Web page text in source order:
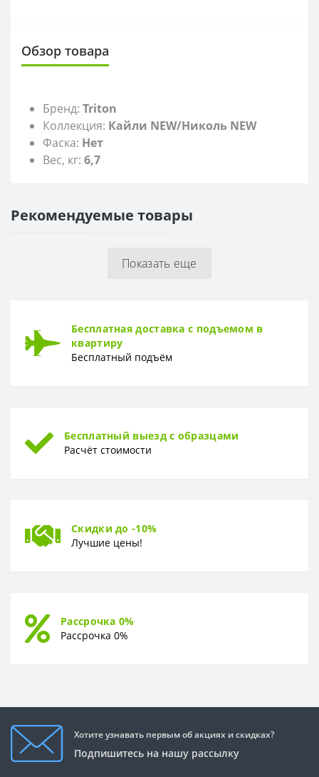
Обзор товара
Бренд: Triton
Коллекция: Кайли NEW/Николь NEW
Фаска: Нет
Вес, кг: 6,7
Рекомендуемые товары
Показать еще
Бесплатная доставка с подъемом в
квартиру
Бесплатный подъём
Бесплатный выезд с образцами
Расчёт стоимости
Скидки до -10%
Лучшие цены!
Рассрочка 0%
Рассрочка 0%
Хотите узнавать первым об акциях и скидках?
Подпишитесь на нашу рассылку